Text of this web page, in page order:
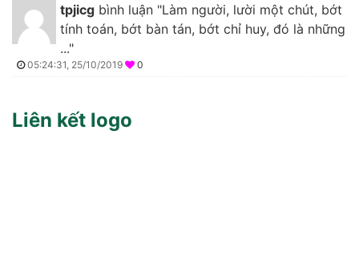
tpjicg bình luận "Làm người, lười một chút, bớt
tính toán, bớt bàn tán, bớt chỉ huy, đó là những
..."
05:24:31, 25/10/2019 0
Liên kết logo